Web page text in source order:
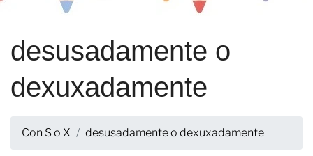
desusadamente o
dexuxadamente
Con S o X desusadamente o dexuxadamente